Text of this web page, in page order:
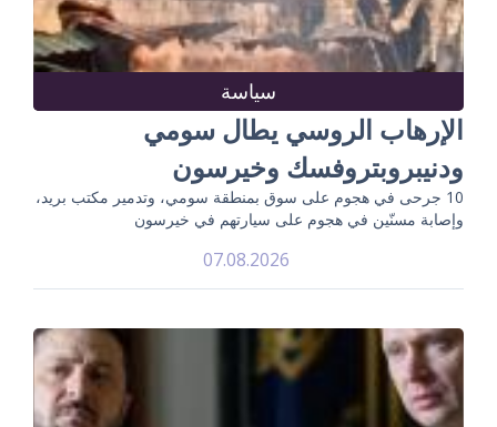
سياسة
الإرهاب الروسي يطال سومي
ودنيبروبتروفسك وخيرسون
10 جرحى في هجوم على سوق بمنطقة سومي، وتدمير مكتب بريد،
وإصابة مسنّين في هجوم على سيارتهم في خيرسون
07.08.2026